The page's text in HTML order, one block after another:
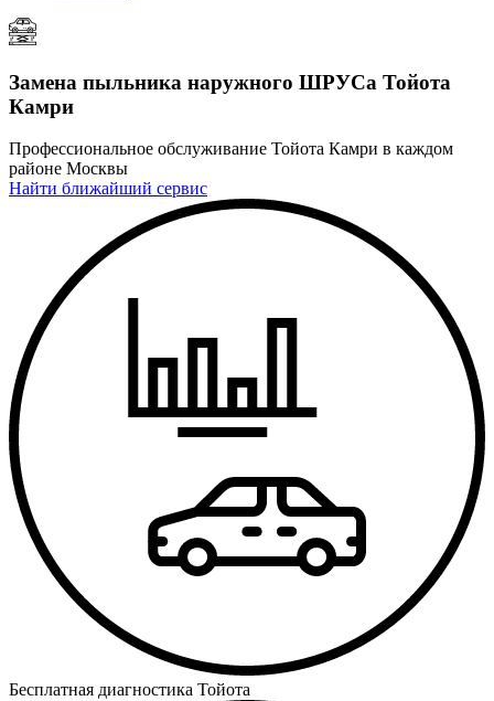
Замена пыльника наружного ШРУСа Тойота
Камри
Профессиональное обслуживание Тойота Камри в каждом
районе Москвы
Найти ближайший сервис
Бесплатная диагностика Тойота